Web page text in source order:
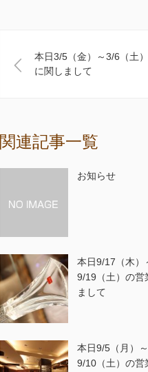
本日3/5（金）～3/6（土
に関しまして
関連記事一覧
お知らせ
本日9/17（木）
9/19（土）の営
まして
本日9/5（月）～
9/10（土）の営